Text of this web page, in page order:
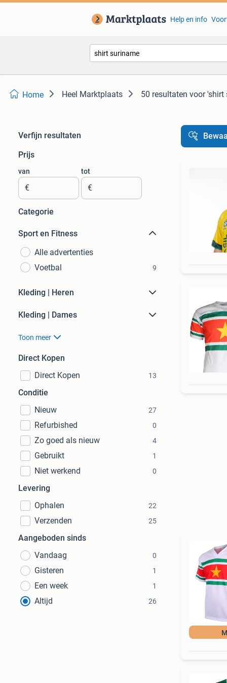
Help en info
Home Heel Marktplaats 50 resultaten voor 'shirt
Verfijn resultaten
Prijs
van
€
tot
€
Categorie
Sport en Fitness
Alle advertenties
Voetbal
9
Kleding | Heren
Kleding | Dames
Toon meer
Direct Kopen
Direct Kopen
13
Conditie
Nieuw
27
Refurbished 0
Zo goed als nieuw 4
Gebruikt 1
Niet werkend 0
Levering
Ophalen
22
Verzenden 25
Aangeboden sinds
Vandaag
0
Gisteren 1
Een week 1
Altijd 26